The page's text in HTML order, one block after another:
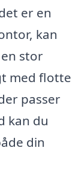
er en
kan
stor
med flotte
passer
kan du
din